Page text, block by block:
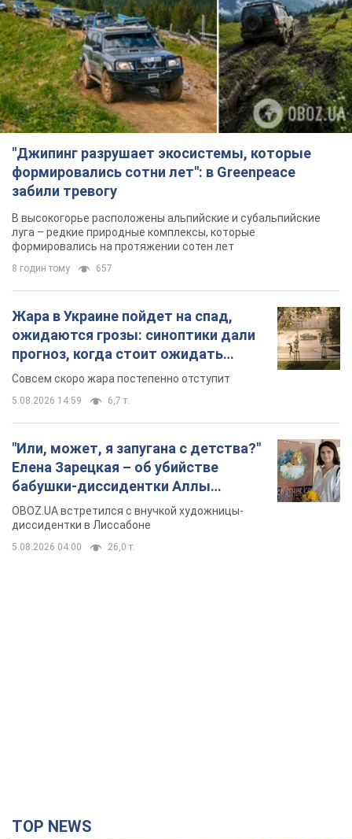
"Джипинг разрушает экосистемы, которые
формировались сотни лет": в Greenpeace
забили тревогу
В высокогорье расположены альпийские и субальпийские
луга – редкие природные комплексы, которые
формировались на протяжении сотен лет
8 годин тому 657
Жара в Украине пойдет на спад,
ожидаются грозы: синоптики дали
прогноз, когда стоит ожидать
изменения погоды
Совсем скоро жара постепенно отступит
5.08.2026 14:59 6,7 т.
"Или, может, я запугана с детства?"
Елена Зарецкая – об убийстве
бабушки-диссидентки Аллы
Горской, критике сына Стуса и
бегстве в Португалию с пятью
детьми
OBOZ.UA встретился с внучкой художницы-
диссидентки в Лиссабоне
5.08.2026 04:00 26,0 т.
TOP NEWS